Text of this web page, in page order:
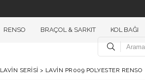
RENSO BRAÇOL & SARKIT KOL BAĞI
LAVİN SERİSİ > LAVİN PR009 POLYESTER RENSO